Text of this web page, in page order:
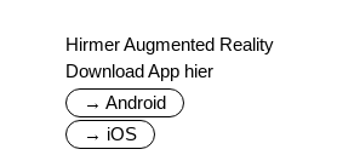
Hirmer Augmented Reality
Download App hier
→ Android
→ iOS